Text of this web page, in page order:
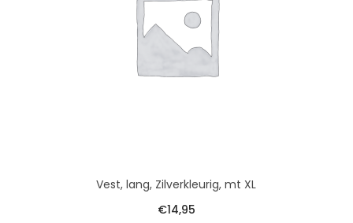
Vest, lang, Zilverkleurig, mt XL
€14,95